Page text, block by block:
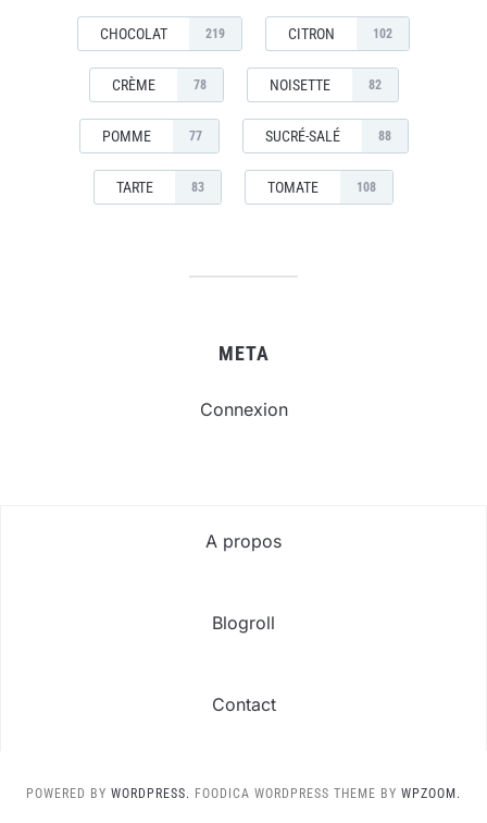
CHOCOLAT 219 CITRON 102
CRÈME 78 NOISETTE 82
POMME 77 SUCRÉ-SALÉ 88
TARTE 83 TOMATE 108
META
Connexion
A propos
Blogroll
Contact
POWERED BY WORDPRESS. FOODICA WORDPRESS THEME BY WPZOOM.